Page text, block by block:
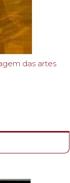
das artes